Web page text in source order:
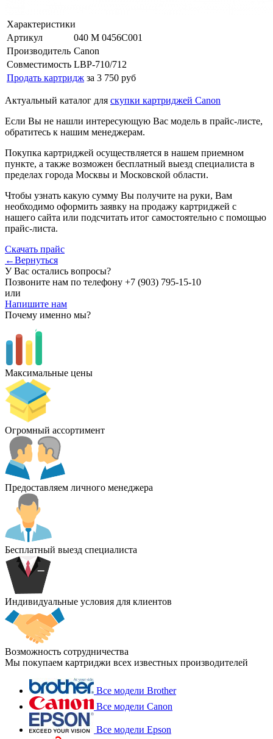
Характеристики
Артикул
040 M 0456C001
Производитель Canon
Совместимость LBP-710/712
Продать картридж за 3 750 руб
Актуальный каталог для скупки картриджей Canon
Если Вы не нашли интересующую Вас модель в прайс-листе,
обратитесь к нашим менеджерам.
Покупка картриджей осуществляется в нашем приемном
пункте, а также возможен бесплатный выезд специалиста в
пределах города Москвы и Московской области.
Чтобы узнать какую сумму Вы получите на руки, Вам
необходимо оформить заявку на продажу картриджей с
нашего сайта или подсчитать итог самостоятельно с помощью
прайс-листа.
Скачать прайс
←Вернуться
У Вас остались вопросы?
Позвоните нам по телефону +7 (903) 795-15-10
или
Напишите нам
Почему именно мы?
Максимальные цены
Огромный ассортимент
Предоставляем личного менеджера
Бесплатный выезд специалиста
Индивидуальные условия для клиентов
Возможность сотрудничества
Мы покупаем картриджи всех известных производителей
Все модели Brother
Все модели Canon
Все модели Epson